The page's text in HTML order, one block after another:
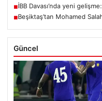
■İBB Davası’nda yeni
■Beşiktaş’tan Mohamed
Güncel